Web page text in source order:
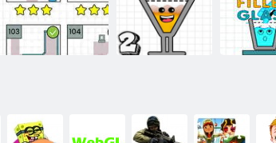
Mutlu Dolu Bardak 4
Mutlu Cam
Cadılar Bayramı
Sürümü
Mutlu
Mutlu Cam 2